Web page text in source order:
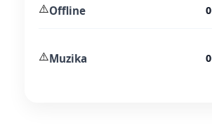
⚠️Offline 0
⚠️Muzika 0